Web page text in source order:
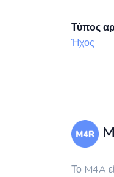
Τύπος
Ήχος
Το M4A